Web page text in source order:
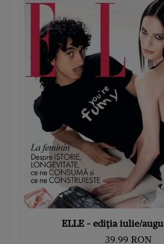
ELLE - ediția iulie/
39.99 RON